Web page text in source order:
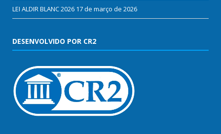
LEI ALDIR BLANC 2026 17 de março de 2026
DESENVOLVIDO POR CR2